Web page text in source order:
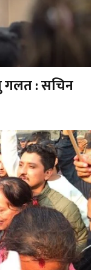
गलत : सचिन